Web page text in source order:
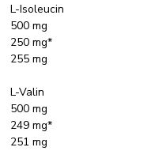
L-Isoleucin
500 mg
250 mg*
255 mg
L-Valin
500 mg
249 mg*
251 mg